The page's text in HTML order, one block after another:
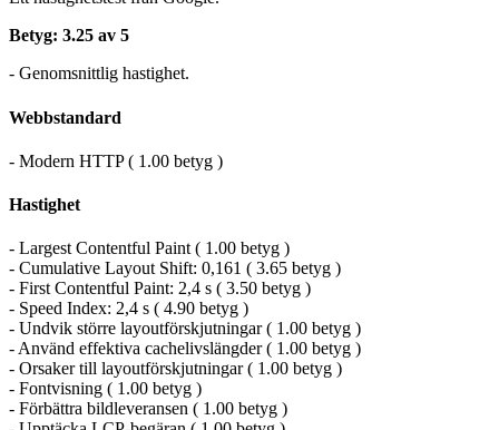
Betyg: 3.25 av 5
- Genomsnittlig hastighet.
Webbstandard
- Modern HTTP ( 1.00 betyg )
Hastighet
- Largest Contentful Paint ( 1.00 betyg )
- Cumulative Layout Shift: 0,161 ( 3.65 betyg )
- First Contentful Paint: 2,4 s ( 3.50 betyg )
- Speed Index: 2,4 s ( 4.90 betyg )
- Undvik större layoutförskjutningar ( 1.00 betyg )
- Använd effektiva cachelivslängder ( 1.00 betyg )
- Orsaker till layoutförskjutningar ( 1.00 betyg )
- Fontvisning ( 1.00 betyg )
- Förbättra bildleveransen ( 1.00 betyg )